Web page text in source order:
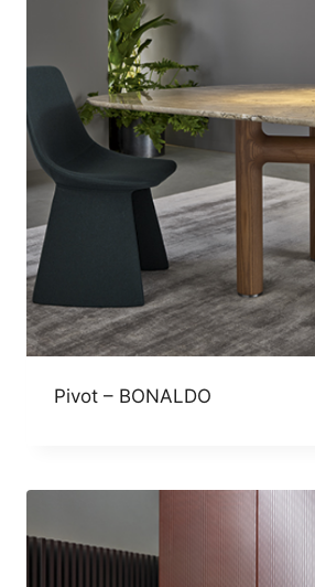
Pivot – BONALDO